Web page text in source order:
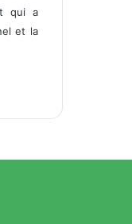
qui a
et la